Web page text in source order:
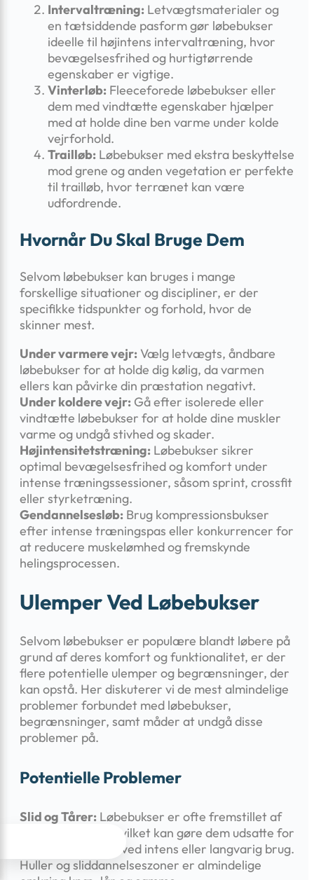
Intervaltræning: Letvægtsmaterialer og
en tætsiddende pasform gør løbebukser
ideelle til højintens intervaltræning, hvor
bevægelsesfrihed og hurtigtørrende
egenskaber er vigtige.
Vinterløb: Fleeceforede løbebukser eller
dem med vindtætte egenskaber hjælper
med at holde dine ben varme under kolde
vejrforhold.
Trailløb: Løbebukser med ekstra beskyttelse
mod grene og anden vegetation er perfekte
til trailløb, hvor terrænet kan være
udfordrende.
Hvornår Du Skal Bruge Dem
Selvom løbebukser kan bruges i mange
forskellige situationer og discipliner, er der
specifikke tidspunkter og forhold, hvor de
skinner mest.
Under varmere vejr: Vælg letvægts, åndbare
løbebukser for at holde dig kølig, da varmen
ellers kan påvirke din præstation negativt.
Under koldere vejr: Gå efter isolerede eller
vindtætte løbebukser for at holde dine muskler
varme og undgå stivhed og skader.
Højintensitetstræning: Løbebukser sikrer
optimal bevægelsesfrihed og komfort under
intense træningssessioner, såsom sprint, crossfit
eller styrketræning.
Gendannelsesløb: Brug kompressionsbukser
efter intense træningspas eller konkurrencer for
at reducere muskelømhed og fremskynde
helingsprocessen.
Ulemper Ved Løbebukser
Selvom løbebukser er populære blandt løbere på
grund af deres komfort og funktionalitet, er der
flere potentielle ulemper og begrænsninger, der
kan opstå. Her diskuterer vi de mest almindelige
problemer forbundet med løbebukser,
begrænsninger, samt måder at undgå disse
problemer på.
Potentielle Problemer
Slid og Tårer: Løbebukser er ofte fremstillet af
lette materialer, hvilket kan gøre dem udsatte for
slid og tårer, især ved intens eller langvarig brug.
Huller og sliddannelseszoner er almindelige